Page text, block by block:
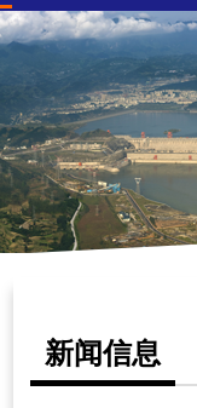
新闻信息